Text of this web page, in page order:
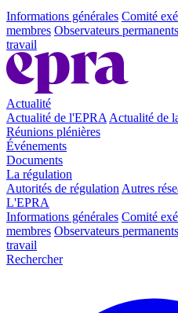
Informations générales Comité
membres Observateurs permanents
travail
Actualité
Actualité de l'EPRA Actualité de
Réunions plénières
Événements
Documents
La régulation
Autorités de régulation Autres
L'EPRA
Informations générales Comité
membres Observateurs permanents
travail
Rechercher